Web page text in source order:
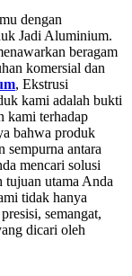
dengan
Jadi Aluminium.
beragam
komersial dan
, Ekstrusi
kami adalah bukti
kami terhadap
bahwa produk
sempurna antara
mencari solusi
utama Anda
tidak hanya
semangat,
dicari oleh